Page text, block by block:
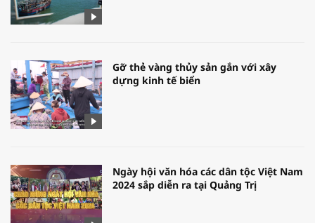
Gỡ thẻ vàng thủy sản gắn với xây
dựng kinh tế biển
Ngày hội văn hóa các dân tộc Việt Nam
2024 sắp diễn ra tại Quảng Trị